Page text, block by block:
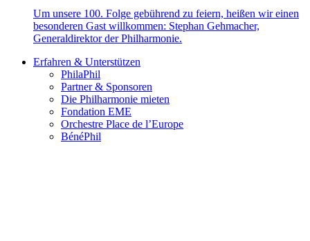
Um unsere 100. Folge gebührend zu feiern, heißen wir einen
besonderen Gast willkommen: Stephan Gehmacher,
Generaldirektor der Philharmonie.
Erfahren & Unterstützen
PhilaPhil
Partner & Sponsoren
Die Philharmonie mieten
Fondation EME
Orchestre Place de l’Europe
BénéPhil